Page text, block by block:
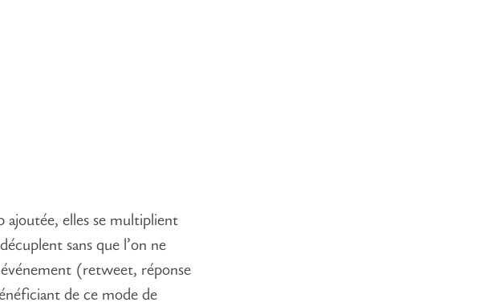
ajoutée, elles se multiplient
sans que l’on ne
(retweet, réponse
de ce mode de